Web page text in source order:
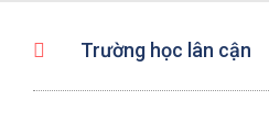
Trường học lân cận